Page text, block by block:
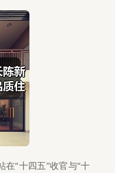
“十四五”收官与“十